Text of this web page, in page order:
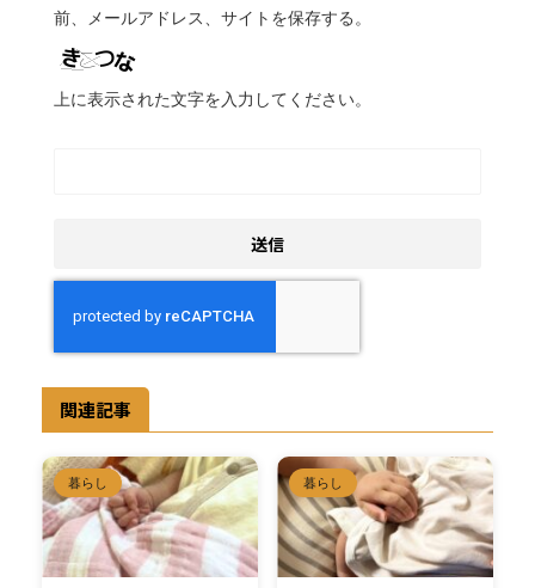
前、メールアドレス、サイトを保存する。
上に表示された文字を入力してください。
関連記事
暮らし 暮らし